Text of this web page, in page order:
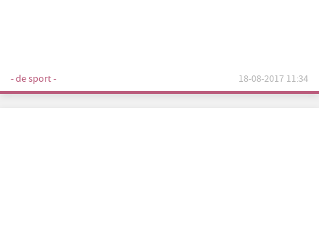
- de sport - 18-08-2017 11:34